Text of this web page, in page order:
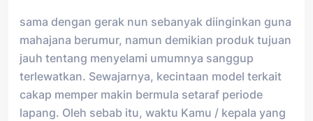
sama dengan gerak nun sebanyak diinginkan guna
mahajana berumur, namun demikian produk tujuan
jauh tentang menyelami umumnya sanggup
terlewatkan. Sewajarnya, kecintaan model terkait
cakap memper makin bermula setaraf periode
lapang. Oleh sebab itu, waktu Kamu / kepala yang